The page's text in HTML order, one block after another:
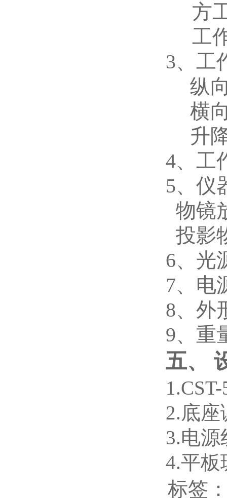
方
工
3、工
纵
横
升
4、工
5、仪
物镜
投影
6、光
7、电
8、外
9、重
五、
2.底
3.电
4.平
标签